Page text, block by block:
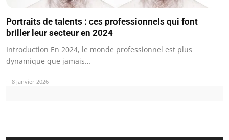
Portraits de talents : ces professionnels qui font
briller leur secteur en 2024
Introduction En 2024, le monde professionnel est plus
dynamique que jamais…
8 janvier 2026